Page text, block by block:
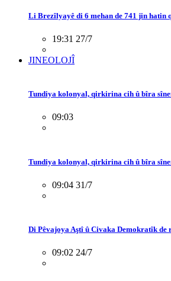
Li Brezîlyayê di 6 mehan de 741 jin hatin
19:31 27/7
JINEOLOJÎ
Tundiya kolonyal, qirkirina cih û bîra
09:03
Tundiya kolonyal, qirkirina cih û bîra
09:04 31/7
Di Pêvajoya Aştî û Civaka Demokratîk
09:02 24/7